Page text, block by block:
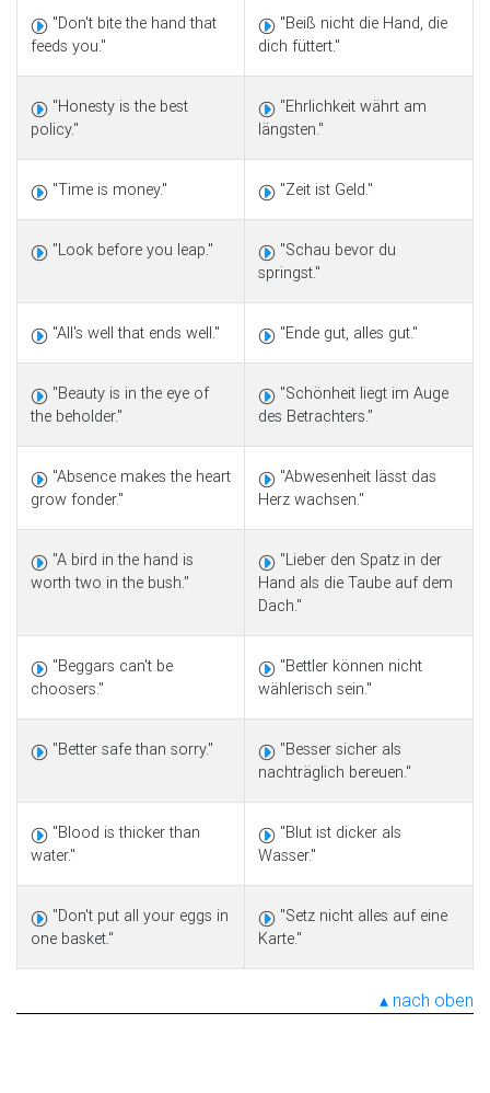
"Don't bite the hand that
feeds you."
"Beiß nicht die Hand, die
dich füttert."
"Honesty is the best
policy."
"Ehrlichkeit währt am
längsten."
"Time is money." "Zeit ist Geld."
"Look before you leap."
"Schau bevor du
springst."
"All's well that ends well." "Ende gut, alles gut."
"Beauty is in the eye of
the beholder."
"Schönheit liegt im Auge
des Betrachters."
"Absence makes the heart
grow fonder."
"Abwesenheit lässt das
Herz wachsen."
"A bird in the hand is
worth two in the bush."
"Lieber den Spatz in der
Hand als die Taube auf dem
Dach."
"Beggars can't be
choosers."
"Bettler können nicht
wählerisch sein."
"Better safe than sorry."
"Besser sicher als
nachträglich bereuen."
"Blood is thicker than
water."
"Blut ist dicker als
Wasser."
"Don't put all your eggs in
one basket."
"Setz nicht alles auf eine
Karte."
nach oben